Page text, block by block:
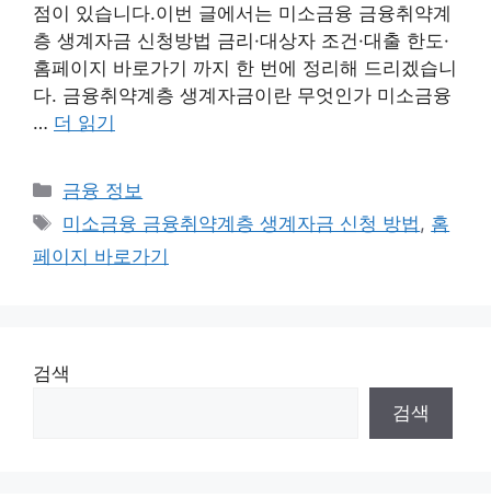
점이 있습니다.이번 글에서는 미소금융 금융취약계
층 생계자금 신청방법 금리·대상자 조건·대출 한도·
홈페이지 바로가기 까지 한 번에 정리해 드리겠습니
다. 금융취약계층 생계자금이란 무엇인가 미소금융
… 더 읽기
카
테
고
리
금융 정보
태
그
미소금융 금융취약계층 생계자금 신청 방법 , 홈
페이지 바로가기
검색
검색